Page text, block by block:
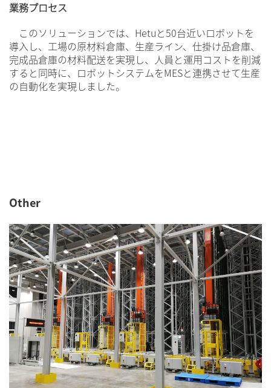
業務プロセス
このソリューションでは、Hetuと50台近いロボットを
導入し、工場の原材料倉庫、生産ライン、仕掛け品倉庫、
完成品倉庫の材料配送を実現し、人員と運用コストを削減
すると同時に、ロボットシステムをMESと連携させて生産
の自動化を実現しました。
Other